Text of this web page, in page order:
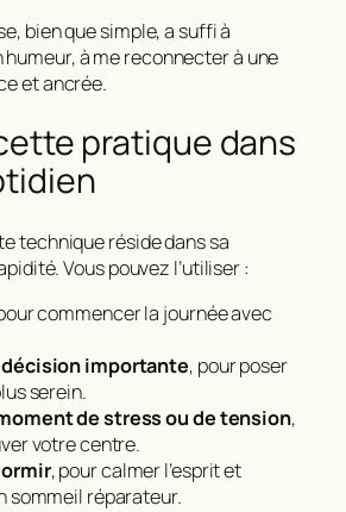
bien que simple, a suffi à
à me reconnecter à une
et ancrée.
pratique dans
technique réside dans sa
Vous pouvez l’utiliser :
commencer la journée avec
importante, pour poser
serein.
de stress ou de tension,
votre centre.
, pour calmer l’esprit et
sommeil réparateur.